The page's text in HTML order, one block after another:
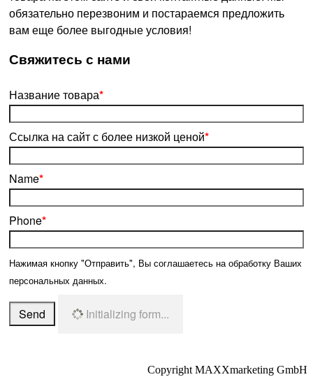
обязательно перезвоним и постараемся предложить
вам еще более выгодные условия!
­Свяжитесь с нами
Название товара*
Ссылка на сайт с более низкой ценой*
Name*
Phone*
Нажимая кнопку "Отправить", Вы соглашаетесь на обработку Ваших
персональных данных.
Send Initializing form...
Copyright MAXXmarketing GmbH